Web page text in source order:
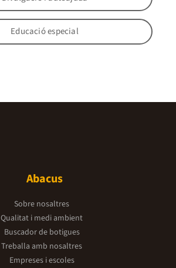
Educació especial
Abacus
Sobre nosaltres
Qualitat i medi ambient
Buscador de botigues
Treballa amb nosaltres
Empreses i escoles